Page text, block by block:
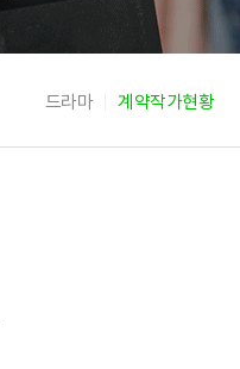
드라마 계약작가현황